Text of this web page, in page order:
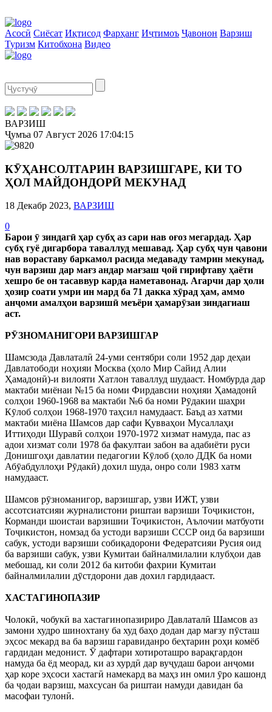
Асосӣ Сиёсат Иқтисод Фарҳанг Иҷтимоъ Ҷавонон Варзиш
Туризм Китобхона Видео
ВАРЗИШ
Ҷумъа 07 Август 2026 17:04:16
КӮҲАНСОЛТАРИН ВАРЗИШГАРЕ, КИ ТО
ҲОЛ МАЙДОНДОРӢ МЕКУНАД
18 Декабр 2023, ВАРЗИШ
0
Барои ӯ зиндагӣ ҳар субҳ аз сари нав оғоз мегардад. Ҳар
субҳ гуё дигарбора таваллуд мешавад. Ҳар субҳ чун ҷавони
нав вораставу баркамол расида медаваду тамрин мекунад,
чун варзиш дар мағз андар мағзаш ҷой гирифтаву ҳаёти
хешро бе он тасаввур карда наметавонад. Агарчи дар ҳоли
ҳозир соати умри ин мард ба 71 дакка хӯрад ҳам, аммо
анҷоми амалҳои варзишӣ меъёри ҳамарӯзаи зиндагиаш
аст.
РӮЗНОМАНИГОРИ ВАРЗИШГАР
Шамсзода Давлаталӣ 24-уми сентябри соли 1952 дар деҳаи
Давлатободи ноҳияи Москва (ҳоло Мир Сайид Алии
Ҳамадонӣ)-и вилояти Хатлон таваллуд шудааст. Номбурда дар
мактаби миёнаи №15 ба номи Фирдавсии ноҳияи Ҳамадонӣ
солҳои 1960-1968 ва мактаби №6 ба номи Рӯдакии шаҳри
Кӯлоб солҳои 1968-1970 таҳсил намудааст. Баъд аз хатми
мактаби миёна Шамсов дар сафи Қувваҳои Мусаллаҳи
Иттиҳоди Шуравӣ солҳои 1970-1972 хизмат намуда, пас аз
адои хизмат соли 1978 ба факултаи забон ва адабиёти руси
Донишгоҳи давлатии педагогии Кӯлоб (ҳоло ДДК ба номи
Абӯабдуллоҳи Рӯдакӣ) дохил шуда, онро соли 1983 хатм
намудааст.
Шамсов рӯзноманигор, варзишгар, узви ИЖТ, узви
ассотсиатсияи журналистони риштаи варзиши Тоҷикистон,
Корманди шоистаи варзишии Тоҷикистон, Аълочии матбуоти
Тоҷикистон, номзад ба устоди варзиши СССР оид ба варзиши
сабук, устоди варзиши собиқадорони Федератсияи Русия оид
ба варзиши сабук, узви Кумитаи байналмилалии клубҳои дав
мебошад, ки соли 2012 ба китоби фахрии Кумитаи
байналмилалии дӯстдорони дав дохил гардидааст.
ХАСТАГИНОПАЗИР
Чолокӣ, чобукӣ ва хастагинопазириро Давлаталӣ Шамсов аз
замони худро шинохтану ба худ баҳо додан дар мағзу пӯсташ
эҳсос мекард ва ба варзиш гаравиданро беҳтарин роҳи комёб
гардидан медонист. Ӯ дафтари хотироташро варақгардон
намуда ба ёд меорад, ки аз хурдӣ дар вуҷудаш барои анҷоми
ҳар коре эҳсоси хастагӣ намекард ва маҳз ин омил ӯро кашонд
ба ҷодаи варзиш, махсусан ба риштаи намуди давидан ба
масофаи тулонӣ.